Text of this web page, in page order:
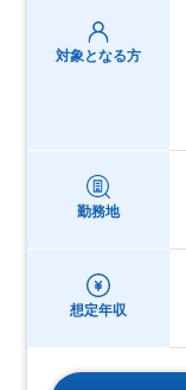
対象となる方
勤務地
想定年収